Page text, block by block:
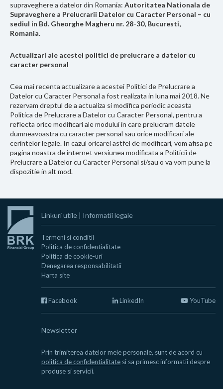
supraveghere a datelor din Romania: Autoritatea Nationala de
Supraveghere a Prelucrarii Datelor cu Caracter Personal – cu
sediul in Bd. Gheorghe Magheru nr. 28-30, Bucuresti,
Romania.
Actualizari ale acestei politici de prelucrare a datelor cu
caracter personal
Cea mai recenta actualizare a acestei Politici de Prelucrare a
Datelor cu Caracter Personal a fost realizata in luna mai 2018. Ne
rezervam dreptul de a actualiza si modifica periodic aceasta
Politica de Prelucrare a Datelor cu Caracter Personal, pentru a
reflecta orice modificari ale modului in care prelucram datele
dumneavoastra cu caracter personal sau orice modificari ale
cerintelor legale. In cazul oricarei astfel de modificari, vom afisa pe
pagina noastra de internet versiunea modificata a Politicii de
Prelucrare a Datelor cu Caracter Personal si/sau o va vom pune la
dispozitie in alt mod.
Linkuri utile | Informatii legale
Termeni si conditii
Politica de confidentialitate
Politica de cookie-uri
Denegarea responsabilitatii
Harta site
Facebook LinkedIn YouTube
Newsletter
Prin trimiterea datelor mele personale, sunt de acord cu
politica de confidentialitate si sa primesc informatii despre
produse si servicii.